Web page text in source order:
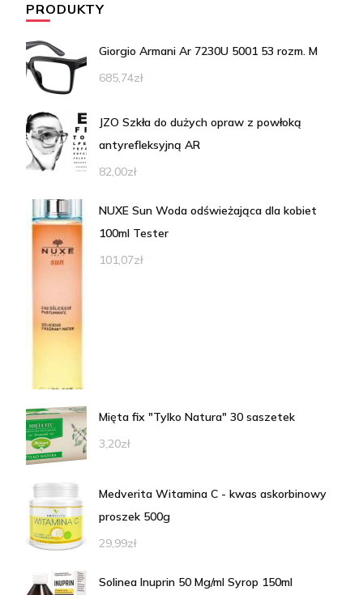
PRODUKTY
Giorgio Armani Ar 7230U 5001 53 rozm. M
685,74zł
JZO Szkła do dużych opraw z powłoką
antyrefleksyjną AR
82,00zł
NUXE Sun Woda odświeżająca dla kobiet
100ml Tester
101,07zł
Mięta fix "Tylko Natura" 30 saszetek
3,20zł
Medverita Witamina C - kwas askorbinowy
proszek 500g
29,99zł
Solinea Inuprin 50 Mg/ml Syrop 150ml